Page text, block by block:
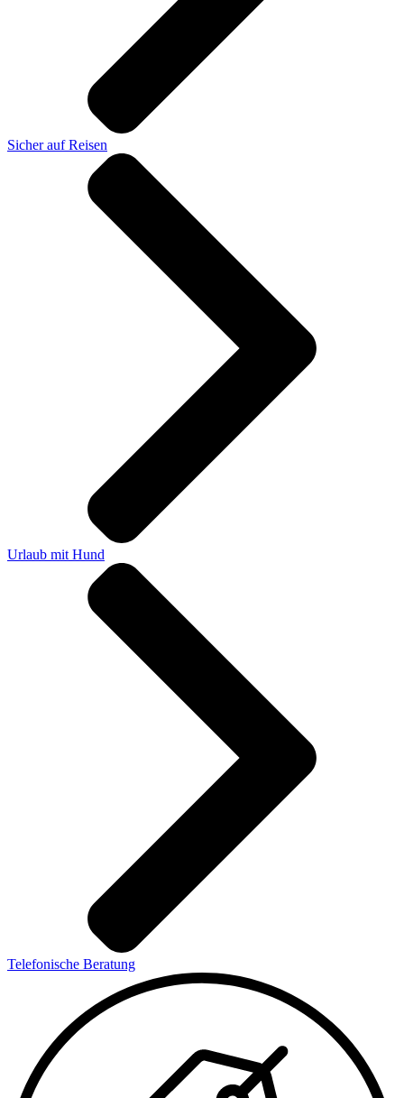
Sicher auf Reisen
Urlaub mit Hund
Telefonische Beratung